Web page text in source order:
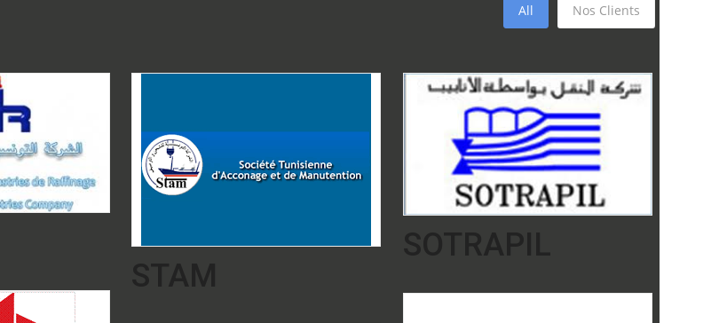
All Nos Clients
STAM
SOTRAPIL